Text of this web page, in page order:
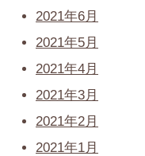
2021年6月
2021年5月
2021年4月
2021年3月
2021年2月
2021年1月